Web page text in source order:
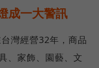
成一大警訊
灣經營32年，商品
、家飾、園藝、文